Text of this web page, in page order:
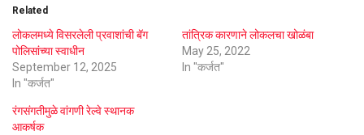
Related
लोकलमध्ये विसरलेली प्रवाशांची बॅग
पोलिसांच्या स्वाधीन
September 12, 2025
In "कर्जत"
तांत्रिक कारणाने लोकलचा खोळंबा
May 25, 2022
In "कर्जत"
रंगसंगतीमुळे वांगणी रेल्वे स्थानक
आकर्षक